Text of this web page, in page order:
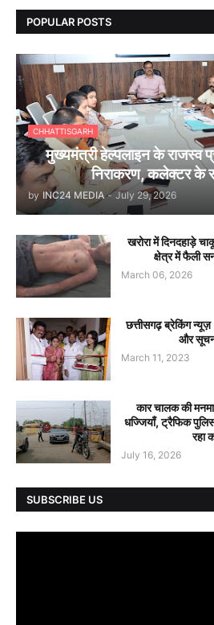
POPULAR POSTS
CHHATTISGARH
मुख्यमंत्री हेल्पलाइन के राजस्व
निराकरण, कलेक्टर के
by INC24 MEDIA - July 29, 2026
खरोरा में दिनदहाड़े
क्षेत्र में फैली
March 06, 2026
छत्तीसगढ़ ब्रेकिंग न्यूज़
और
March 11, 2023
कार चालक की
धज्जियाँ, ट्रैफिक पुलिस
रहा
July 16, 2026
SUBSCRIBE US